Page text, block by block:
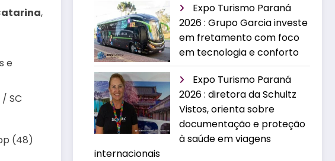
,
e
SC
(48)
Expo Turismo Paraná
2026 : Grupo Garcia investe
em fretamento com foco
em tecnologia e conforto
Expo Turismo Paraná
2026 : diretora da Schultz
Vistos, orienta sobre
documentação e proteção
à saúde em viagens
internacionais